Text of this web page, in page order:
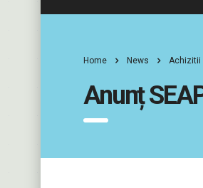
Home News Achizitii
Anunț